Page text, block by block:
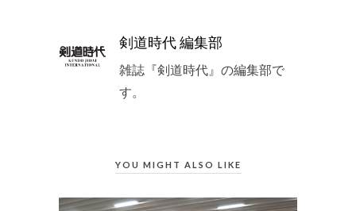
剣道時代 編集部
雑誌『剣道時代』の編集部で
す。
YOU MIGHT ALSO LIKE